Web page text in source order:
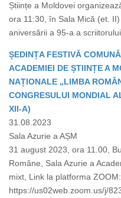
Științe a Moldovei
ora 11:30, în Sala Mică (et.
aniversării a 95-a a scriitorului
ȘEDINȚA FESTIVĂ
ACADEMIEI DE ȘTIINȚE A
NAȚIONALE „LIMBA
CONGRESULUI MONDIAL
XII-A)
31.08.2023
Sala Azurie a AȘM
31 august 2023, ora 11.00,
Române, Sala Azurie a
mixt, Link la platforma ZOOM:
https://us02web.zoom.us/j/